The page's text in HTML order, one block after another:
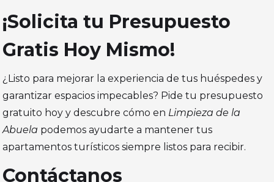
¡Solicita tu Presupuesto
Gratis Hoy Mismo!
¿Listo para mejorar la experiencia de tus huéspedes y
garantizar espacios impecables? Pide tu presupuesto
gratuito hoy y descubre cómo en Limpieza de la
Abuela podemos ayudarte a mantener tus
apartamentos turísticos siempre listos para recibir.
Contáctanos